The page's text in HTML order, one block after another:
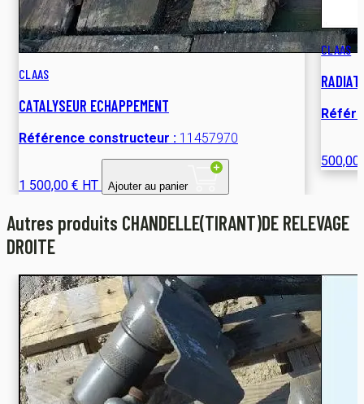
CLAAS
CATALYSEUR ECHAPPEMENT
Référence constructeur : 11457970
1 500,00 € HT Ajouter au panier
CLAAS
Autres produits CHANDELLE(TIRANT)DE RELEVAGE
DROITE